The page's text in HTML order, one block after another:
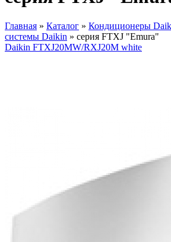
Вы здесь
Главная » Каталог » Кондиционеры
системы Daikin » серия FTXJ "Emura"
Daikin FTXJ20MW/RXJ20M white